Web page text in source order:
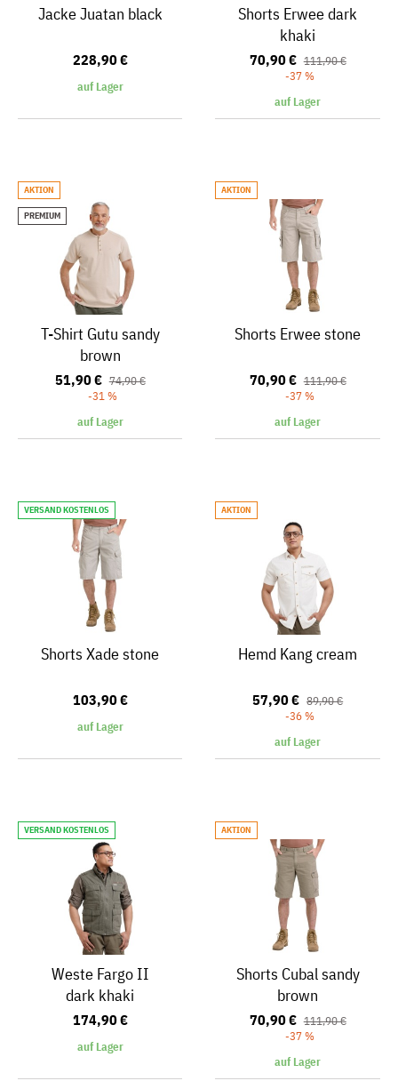
Jacke Juatan black
228,90 €
auf Lager
Shorts Erwee dark
khaki
70,90 € 111,90 €
-37 %
auf Lager
AKTION
PREMIUM
T-Shirt Gutu sandy
brown
51,90 € 74,90 €
-31 %
auf Lager
AKTION
Shorts Erwee stone
70,90 € 111,90 €
-37 %
auf Lager
VERSAND KOSTENLOS
Shorts Xade stone
103,90 €
auf Lager
AKTION
Hemd Kang cream
57,90 € 89,90 €
-36 %
auf Lager
VERSAND KOSTENLOS
Weste Fargo II
dark khaki
174,90 €
auf Lager
AKTION
Shorts Cubal sandy
brown
70,90 € 111,90 €
-37 %
auf Lager